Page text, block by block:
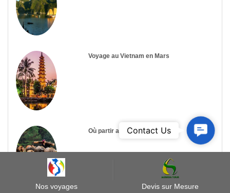
Voyage au Vietnam en Mars
Où partir au Vietnam en Avril?
Nos voyages Devis sur Mesure
Contact
Contact Us